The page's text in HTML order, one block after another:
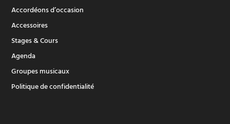
Accordéons d’occasion
Accessoires
Stages & Cours
Agenda
Groupes musicaux
Politique de confidentialité